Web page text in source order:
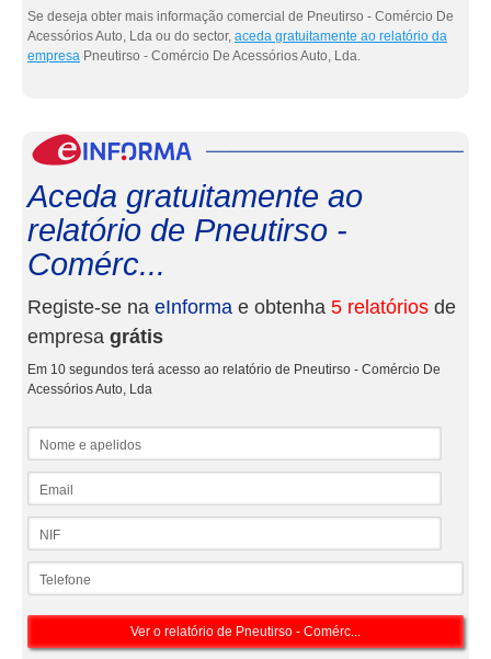
Se deseja obter mais informação comercial de Pneutirso - Comércio De
Acessórios Auto, Lda ou do sector, aceda gratuitamente ao relatório da
empresa Pneutirso - Comércio De Acessórios Auto, Lda.
Aceda gratuitamente ao
relatório de Pneutirso -
Comérc...
Registe-se na eInforma e obtenha 5 relatórios de
empresa grátis
Em 10 segundos terá acesso ao relatório de Pneutirso - Comércio De
Acessórios Auto, Lda